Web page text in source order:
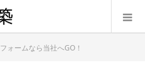
ォームなら当社へGO！